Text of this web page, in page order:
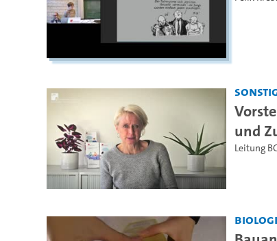
und
Leitung